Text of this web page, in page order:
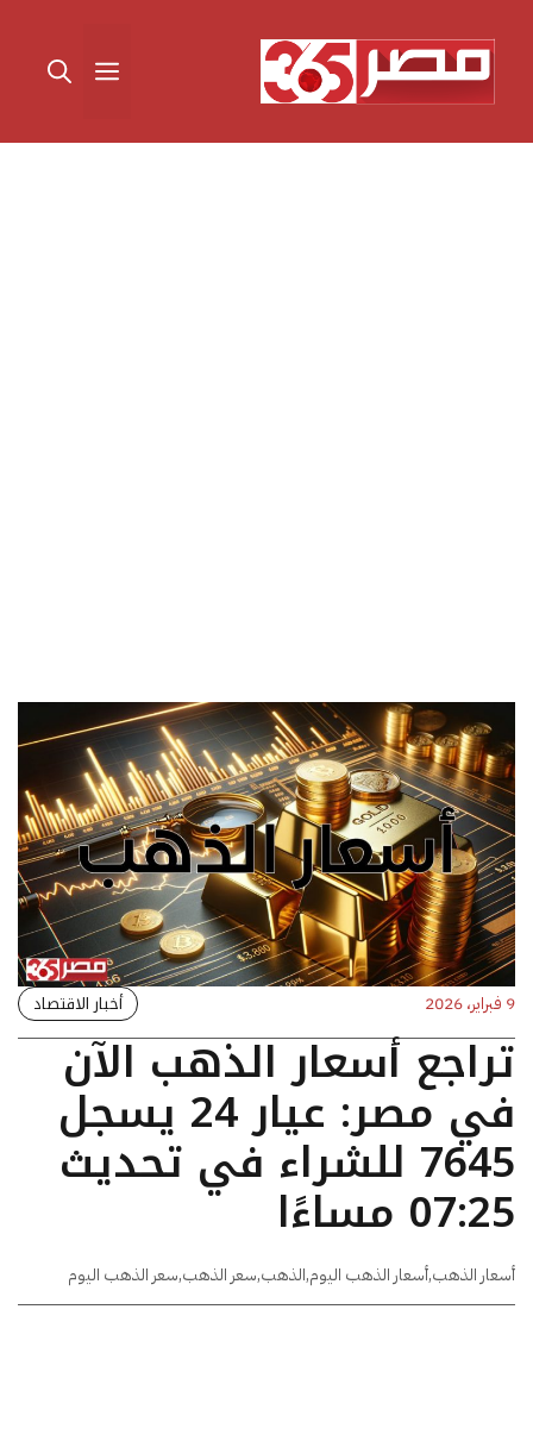
المحتوى القائمة
9 فبراير، 2026 أخبار الاقتصاد
تراجع أسعار الذهب الآن
في مصر: عيار 24 يسجل
7645 للشراء في تحديث
07:25 مساءًا
أسعار الذهب,أسعار الذهب اليوم,الذهب,سعر الذهب,سعر الذهب اليوم